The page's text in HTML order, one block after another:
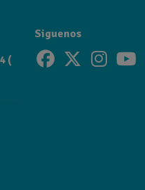
(
Siguenos